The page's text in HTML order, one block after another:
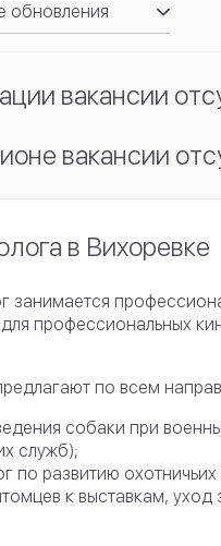
обновления
вакансии
вакансии
в Вихоревке
занимается
профессиональных
по всем
собаки при
служб);
по развитию
к выставкам,